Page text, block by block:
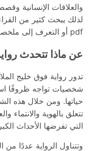
والعلاقات الإنسانية
لذلك يبحث كثير من
pdf أو التعرف إلى ملخصها وأبرز موضوعاتها قبل قراءتها.
عن ماذا تتحدث
تدور رواية فوق خليج
شخصيات تواجه ظروفًا
حياتها. ومن خلال هذه
تتعلق بالهوية والانتماء
التي تفرضها الأحداث
وتتناول الرواية عددًا من